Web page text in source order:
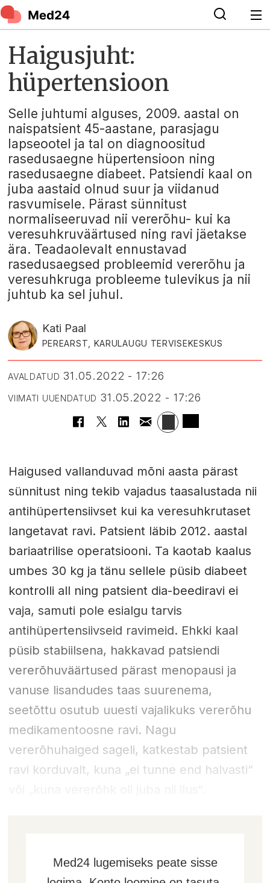
Haigusjuht:
hüpertensioon
Selle juhtumi alguses, 2009. aastal on
naispatsient 45-aastane, parasjagu
lapseootel ja tal on diagnoositud
rasedusaegne hüpertensioon ning
rasedusaegne diabeet. Patsiendi kaal on
juba aastaid olnud suur ja viidanud
rasvumisele. Pärast sünnitust
normaliseeruvad nii vererõhu- kui ka
veresuhkruväärtused ning ravi jäetakse
ära. Teadaolevalt ennustavad
rasedusaegsed probleemid vererõhu ja
veresuhkruga probleeme tulevikus ja nii
juhtub ka sel juhul.
Kati Paal
PEREARST, KARULAUGU TERVISEKESKUS
AVALDATUD 31.05.2022 - 17:26
VIIMATI UUENDATUD 31.05.2022 - 17:26
Haigused vallanduvad mõni aasta pärast
sünnitust ning tekib vajadus taasalustada nii
antihüpertensiivset kui ka veresuhkrutaset
langetavat ravi. Patsient läbib 2012. aastal
bariaatrilise operatsiooni. Ta kaotab kaalus
umbes 30 kg ja tänu sellele püsib diabeet
kontrolli all ning patsient dia-beediravi ei
vaja, samuti pole esialgu tarvis
antihüpertensiivseid ravimeid. Ehkki kaal
püsib stabiilsena, hakkavad patsiendi
vererõhuväärtused pärast menopausi ja
vanuse lisandudes taas suurenema,
seetõttu osutub uuesti vajalikuks vererõhu
medikamentoosne ravi. Nagu
vererõhuhaiged sageli, katkestab patsient
ravi korduvalt, kuna „ei tunne end halvasti“
Med24 lugemiseks peate sisse